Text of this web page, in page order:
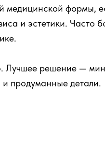
медицинской формы,
и эстетики. Часто
Лучшее решение —
и продуманные детали.